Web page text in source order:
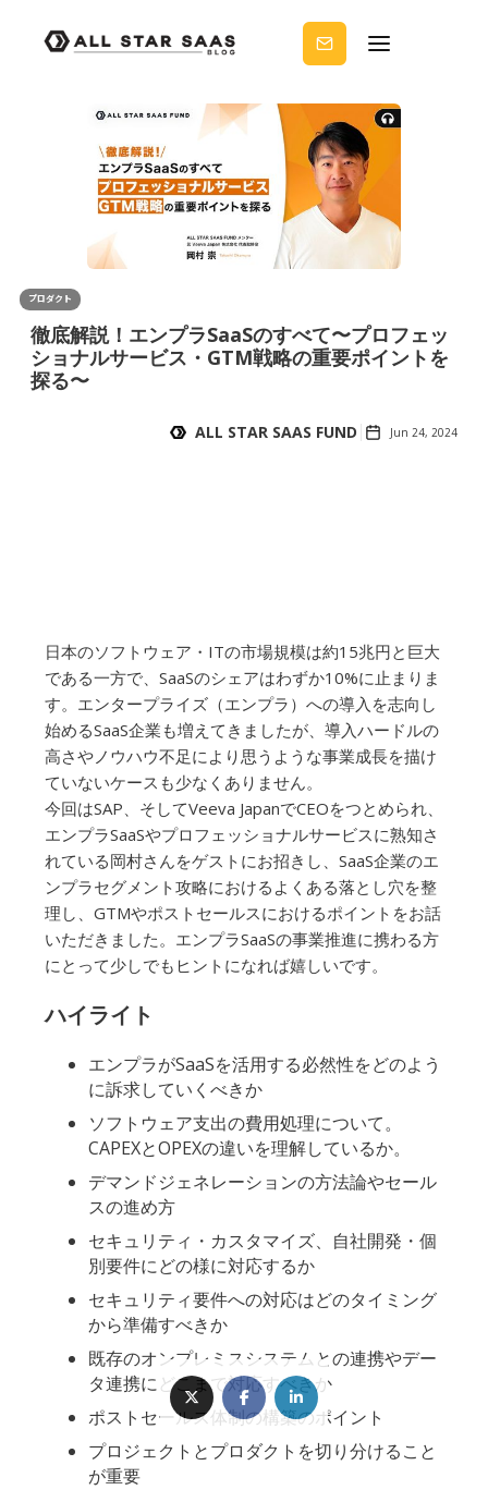
ノウ
ハウ
を受
りま
せん
か？
プロダクト
徹底解説！エンプラSaaSのすべて〜プロフェッ
ショナルサービス・GTM戦略の重要ポイントを
探る〜
ALL STAR SAAS FUND Jun 24, 2024
日本のソフトウェア・ITの市場規模は約15兆円と巨大
である一方で、SaaSのシェアはわずか10%に止まりま
す。エンタープライズ（エンプラ）への導入を志向し
始めるSaaS企業も増えてきましたが、導入ハードルの
高さやノウハウ不足により思うような事業成長を描け
ていないケースも少なくありません。
今回はSAP、そしてVeeva JapanでCEOをつとめられ、
エンプラSaaSやプロフェッショナルサービスに熟知さ
れている岡村さんをゲストにお招きし、SaaS企業のエ
ンプラセグメント攻略におけるよくある落とし穴を整
理し、GTMやポストセールスにおけるポイントをお話
いただきました。エンプラSaaSの事業推進に携わる方
にとって少しでもヒントになれば嬉しいです。
ハイライト
エンプラがSaaSを活用する必然性をどのよう
に訴求していくべきか
ソフトウェア支出の費用処理について。
CAPEXとOPEXの違いを理解しているか。
デマンドジェネレーションの方法論やセール
スの進め方
セキュリティ・カスタマイズ、自社開発・個
別要件にどの様に対応するか
セキュリティ要件への対応はどのタイミング
から準備すべきか
既存のオンプレミスシステムとの連携やデー
タ連携にどこまで対応すべきか
ポストセールス体制の構築のポイント
プロジェクトとプロダクトを切り分けること
が重要